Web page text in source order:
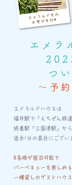
エメラ
つ
～予
エメラルドハウスは
福井駅で「えちぜん鉄
終着駅「三国港駅」から
徒歩1分の高台にござい
8名様が宿泊可能で
バーベキューも楽しめる
一棟貸しのゲストハウス